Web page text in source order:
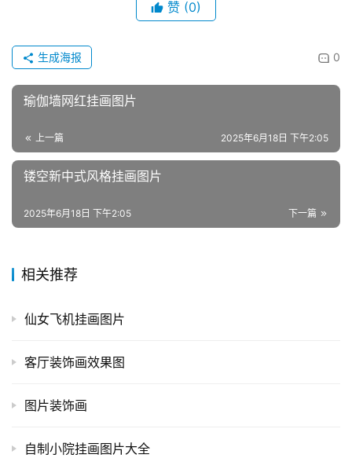
赞 (0)
0
生成海报
瑜伽墙网红挂画图片
上一篇 2025年6月18日 下午2:05
镂空新中式风格挂画图片
下一篇
2025年6月18日 下午2:05
相关推荐
仙女飞机挂画图片
客厅装饰画效果图
图片装饰画
自制小院挂画图片大全